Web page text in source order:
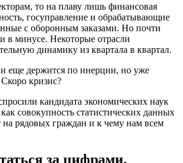
то на плаву лишь финансовая
госуправление и обрабатывающие
с оборонным заказами. Но почти
в минусе. Некоторые отрасли
динамику из квартала в квартал.
кандидата экономических наук
как совокупность статистических данных
рядовых граждан и к чему нам всем
за цифрами,